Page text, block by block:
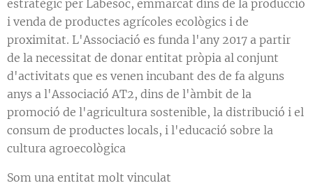
estratègic per Labesoc, emmarcat dins de la producció
i venda de productes agrícoles ecològics i de
proximitat. L'Associació es funda l'any 2017 a partir
de la necessitat de donar entitat pròpia al conjunt
d'activitats que es venen incubant des de fa alguns
anys a l'Associació AT2, dins de l'àmbit de la
promoció de l'agricultura sostenible, la distribució i el
consum de productes locals, i l'educació sobre la
cultura agroecològica
Som una entitat molt vinculat